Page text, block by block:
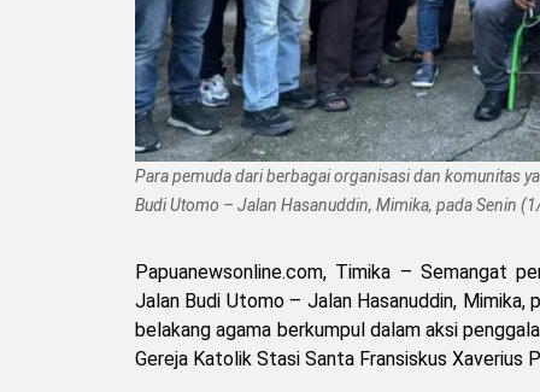
Para pemuda dari berbagai organisasi dan komunitas
Budi Utomo – Jalan Hasanuddin, Mimika, pada Senin
Papuanewsonline.com, Timika – Semangat
Jalan Budi Utomo – Jalan Hasanuddin,
belakang agama berkumpul dalam aksi
Gereja Katolik Stasi Santa Fransiskus Xaverius